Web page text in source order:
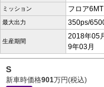
ミッション フロア6MT
最大出力 350ps/
生産期間
2018年05
9年03月
S
新車時価格901万円(税込)